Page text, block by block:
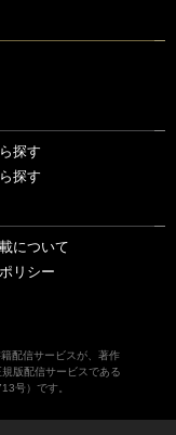
探す
探す
について
リシー
配信サービスが、著作
版配信サービスである
号）です。